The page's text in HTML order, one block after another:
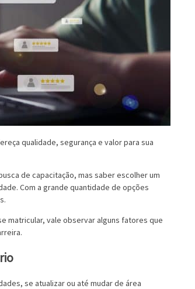
qualidade, segurança e valor para sua
de capacitação, mas saber escolher um
Com a grande quantidade de opções
matricular, vale observar alguns fatores que
se atualizar ou até mudar de área